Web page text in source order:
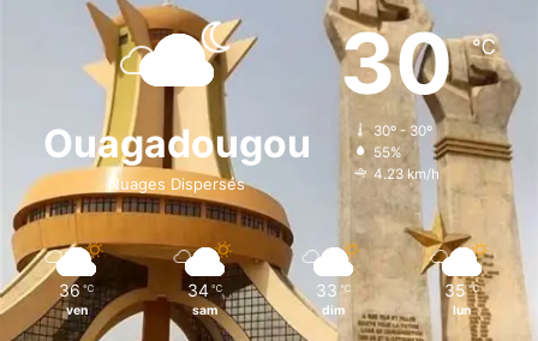
e
o
k
i
n
t
a
g
r
T
o
k
Ouagadougou
Nuages Dispersés
30℃
30º - 30º
55%
4.23 km/h
36 ℃
ven
34 ℃
sam
33 ℃
dim
35 ℃
lun